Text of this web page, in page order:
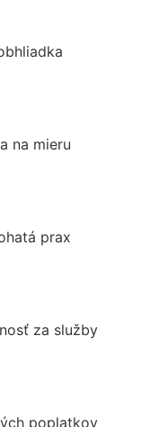
na mieru
prax
za služby
poplatkov